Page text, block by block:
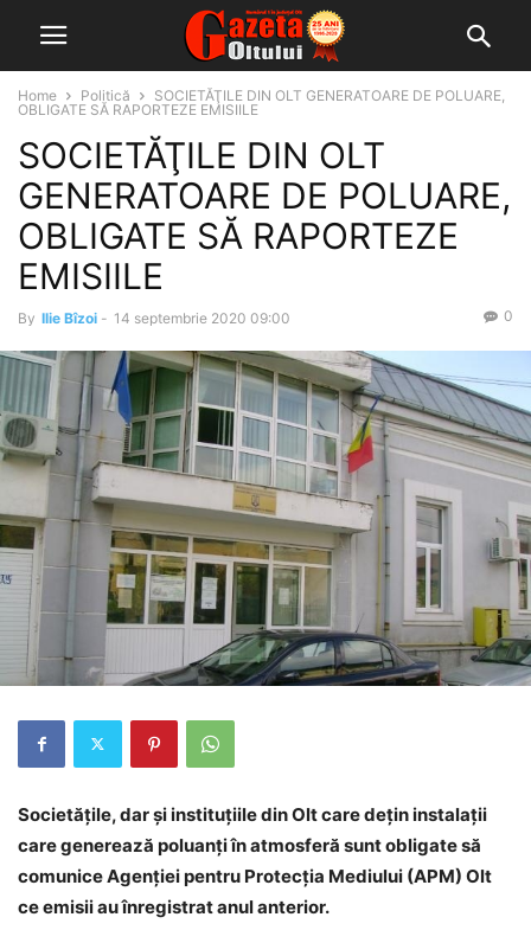
Home Politică
SOCIETĂŢILE DIN OLT GENERATOARE DE POLUARE,
OBLIGATE SĂ RAPORTEZE EMISIILE
SOCIETĂŢILE DIN OLT
GENERATOARE DE POLUARE,
OBLIGATE SĂ RAPORTEZE
EMISIILE
By Ilie Bîzoi - 14 septembrie 2020 09:00 0
Societăţile, dar şi instituţiile din Olt care deţin instalaţii
care generează poluanţi în atmosferă sunt obligate să
comunice Agenţiei pentru Protecţia Mediului (APM) Olt
ce emisii au înregistrat anul anterior.